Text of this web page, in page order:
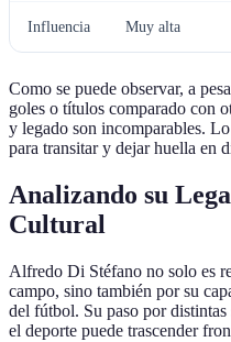
Influencia Muy alta
Como se puede observar, a
goles o títulos comparado con
y legado son incomparables.
para transitar y dejar huella en
Analizando su
Cultural
Alfredo Di Stéfano no solo es
campo, sino también por su
del fútbol. Su paso por distintas
el deporte puede trascender